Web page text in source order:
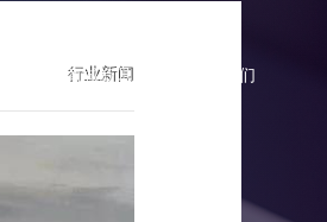
微商城资讯 联系我们
行业新闻